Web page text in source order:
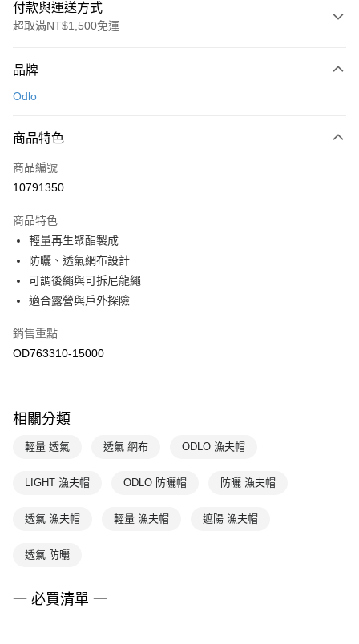
付款與運送方式
超取滿NT$1,500免運
信用卡一次付款
Apple Pay
悠遊付
7-11取貨(快速到店)
每筆NT$100，滿NT$1,500(含以上)免運費
宅配-本島
每筆NT$100，滿NT$1,500(含以上)免運費
品牌
Odlo
商品特色
商品編號
10791350
商品特色
輕量再生聚酯製成
防曬、透氣網布設計
可調後繩與可拆尼龍繩
適合露營與戶外探險
銷售重點
OD763310-15000
相關分類
輕量 透氣 透氣 網布 ODLO 漁夫帽
LIGHT 漁夫帽 ODLO 防曬帽 防曬 漁夫帽
透氣 漁夫帽 輕量 漁夫帽 遮陽 漁夫帽
透氣 防曬
一 必買清單 一